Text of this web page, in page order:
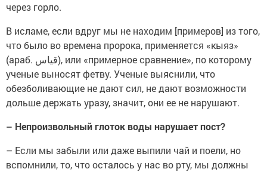
через горло.
В исламе, если вдруг мы не находим [примеров] из того,
что было во времена пророка, применяется «кыяз»
(араб. قياس‎), или «примерное сравнение», по которому
ученые выносят фетву. Ученые выяснили, что
обезболивающие не дают сил, не дают возможности
дольше держать уразу, значит, они ее не нарушают.
– Непроизвольный глоток воды нарушает пост?
– Если мы забыли или даже выпили чай и поели, но
вспомнили, то, что осталось у нас во рту, мы должны